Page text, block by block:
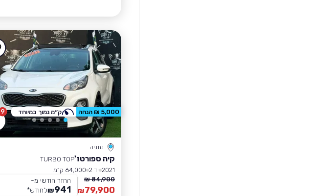
9
נתניה
קיה ספורטז'TURBO TOP
2021 יד 2
64,000 ק״מ
84,900 ₪
79,900
₪
החזר חודשי מ-
941
₪לחודש*
5,000 ₪ הנחה ק״מ נמוך במיוחד